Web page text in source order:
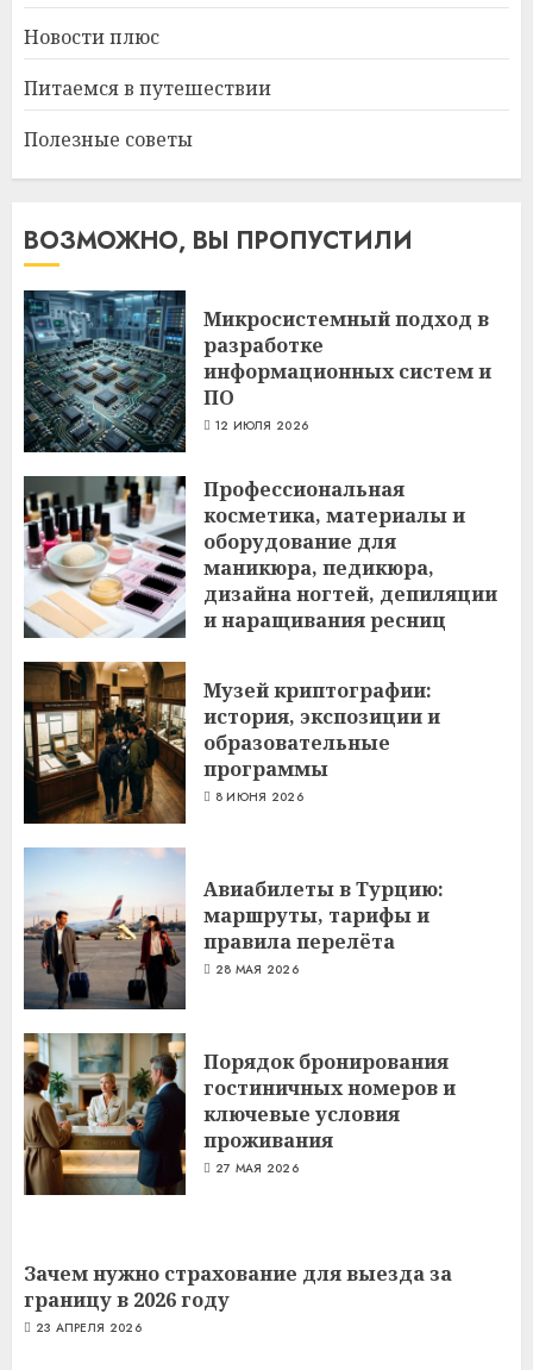
Новости плюс
Питаемся в путешествии
Полезные советы
ВОЗМОЖНО, ВЫ ПРОПУСТИЛИ
Микросистемный подход в
разработке
информационных систем и
ПО
12 ИЮЛЯ 2026
Профессиональная
косметика, материалы и
оборудование для
маникюра, педикюра,
дизайна ногтей, депиляции
и наращивания ресниц
Музей криптографии:
история, экспозиции и
образовательные
программы
8 ИЮНЯ 2026
Авиабилеты в Турцию:
маршруты, тарифы и
правила перелёта
28 МАЯ 2026
Порядок бронирования
гостиничных номеров и
ключевые условия
проживания
27 МАЯ 2026
Зачем нужно страхование для выезда за
границу в 2026 году
23 АПРЕЛЯ 2026